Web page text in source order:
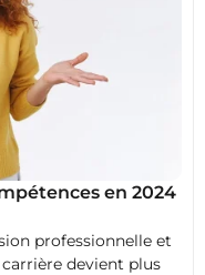
en 2024
professionnelle et
devient plus